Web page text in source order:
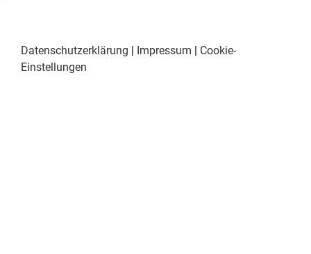
Datenschutzerklärung | Impressum | Cookie-
Einstellungen